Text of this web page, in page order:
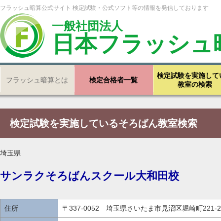
フラッシュ暗算公式サイト 検定試験・公式ソフト等の情報を発信しております
一般社団法人
日本フラッシ
フラッシュ暗算とは 検定合格者一覧
検定試験を実施して
教室の検索
検定試験を実施しているそろばん教室検索
埼玉県
サンラクそろばんスクール大和田校
住所 〒337-0052 埼玉県さいたま市見沼区堀崎町221-